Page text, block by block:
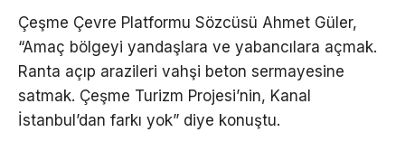
Çeşme Çevre Platformu Sözcüsü Ahmet Güler,
“Amaç bölgeyi yandaşlara ve yabancılara açmak.
Ranta açıp arazileri vahşi beton sermayesine
satmak. Çeşme Turizm Projesi’nin, Kanal
İstanbul’dan farkı yok” diye konuştu.